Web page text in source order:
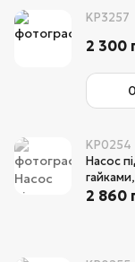
KP3257
2 300
KP0254
Насос
2 860